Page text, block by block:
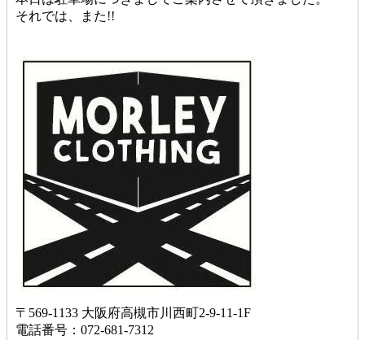
それでは、また!!
〒569-1133 大阪府高槻市川西町2-9-11-1F
電話番号：072-681-7312